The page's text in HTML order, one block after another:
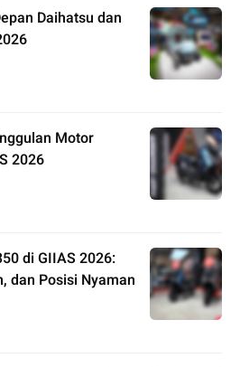
Daihatsu dan
Motor
2026
di GIIAS 2026:
dan Posisi Nyaman